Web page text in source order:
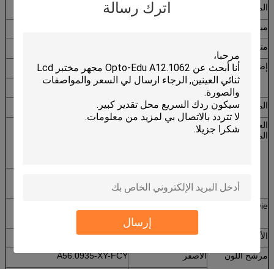
اترك رسالة
إرسال
المقطب
ميكرومتر حاكم
منقي
إضاءة
انعكست: 90V-240V
ينعكس وينقل: 90V-240V ، 12V50W
الملحقات الاختيارية
العينية عدسة
المجهر
ارتفاع العين PL10x /
A51.0905-1022R
16MM نقطة
Objectvie
الأنفية خماسية الأنفية
A54.0930-XYP5
مرشح اللون
الأصفر
A56.0935-XY-FCY